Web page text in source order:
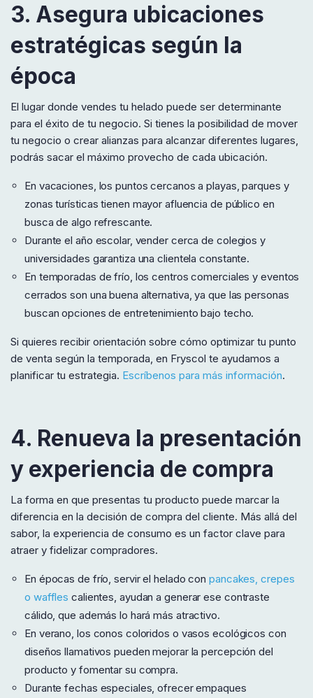
3. Asegura ubicaciones
estratégicas según la
época
El lugar donde vendes tu helado puede ser determinante
para el éxito de tu negocio. Si tienes la posibilidad de mover
tu negocio o crear alianzas para alcanzar diferentes lugares,
podrás sacar el máximo provecho de cada ubicación.
En vacaciones, los puntos cercanos a playas, parques y
zonas turísticas tienen mayor afluencia de público en
busca de algo refrescante.
Durante el año escolar, vender cerca de colegios y
universidades garantiza una clientela constante.
En temporadas de frío, los centros comerciales y eventos
cerrados son una buena alternativa, ya que las personas
buscan opciones de entretenimiento bajo techo.
Si quieres recibir orientación sobre cómo optimizar tu punto
de venta según la temporada, en Fryscol te ayudamos a
planificar tu estrategia. Escríbenos para más información.
4. Renueva la presentación
y experiencia de compra
La forma en que presentas tu producto puede marcar la
diferencia en la decisión de compra del cliente. Más allá del
sabor, la experiencia de consumo es un factor clave para
atraer y fidelizar compradores.
En épocas de frío, servir el helado con pancakes, crepes
o waffles calientes, ayudan a generar ese contraste
cálido, que además lo hará más atractivo.
En verano, los conos coloridos o vasos ecológicos con
diseños llamativos pueden mejorar la percepción del
producto y fomentar su compra.
Durante fechas especiales, ofrecer empaques